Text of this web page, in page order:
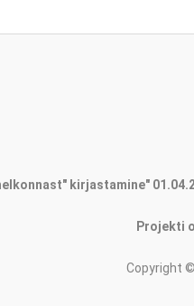
kirjastamine"
Projekti
Copyright